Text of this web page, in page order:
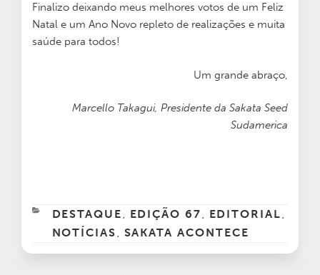
Finalizo deixando meus melhores votos de um Feliz
Natal e um Ano Novo repleto de realizações e muita
saúde para todos!
Um grande abraço,
Marcello Takagui, Presidente da Sakata Seed
Sudamerica
CATEGORIAS
DESTAQUE , EDIÇÃO 67 , EDITORIAL ,
NOTÍCIAS , SAKATA ACONTECE